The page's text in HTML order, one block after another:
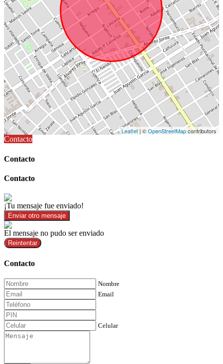
Leaflet | ©OpenStreetMapcontributors
Contacto
Contacto
Contacto
¡Tu mensaje fue enviado!
Enviar otro mensaje
El mensaje no pudo ser enviado
Reintentar
Contacto
Nombre
Email
Celular